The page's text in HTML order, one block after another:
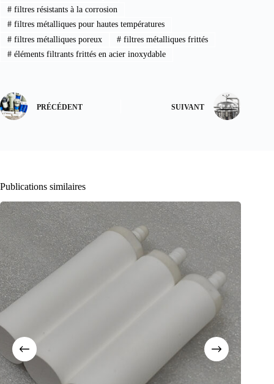
#filtres résistants à la corrosion
#filtres métalliques pour hautes températures
#filtres métalliques poreux #filtres métalliques frittés
#éléments filtrants frittés en acier inoxydable
PRÉCÉDENT SUIVANT
Publications similaires